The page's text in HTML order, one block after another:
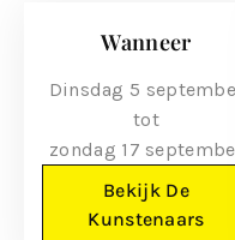
Wanneer
Dinsdag 5
tot
zondag 17
Bekijk De
Kunstenaars